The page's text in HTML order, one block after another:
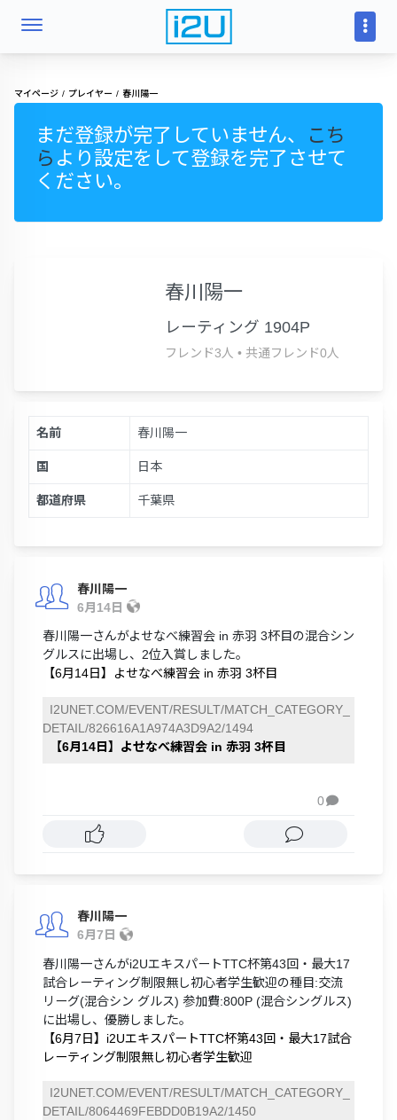
マイページ プレイヤー 春川陽一
まだ登録が完了していません、
こち
ら より設定をして登録を完了させて
ください。
春川陽一
レーティング 1904P
フレンド3人 • 共通フレンド0人
名前 春川陽一
国 日本
都道府県 千葉県
春川陽一
6月14日
春川陽一さんがよせなべ練習会 in 赤羽 3杯目の混合シン
グルスに出場し、2位入賞しました。
【6月14日】よせなべ練習会 in 赤羽 3杯目
I2UNET.COM/EVENT/RESULT/MATCH_CATEGORY_
DETAIL/826616A1A974A3D9A2/1494
【6月14日】よせなべ練習会 in 赤羽 3杯目
0
春川陽一
6月7日
春川陽一さんがi2UエキスパートTTC杯第43回・最大17
試合レーティング制限無し初心者学生歓迎の種目:交流
リーグ(混合シン グルス) 参加費:800P (混合シングルス)
に出場し、優勝しました。
【6月7日】i2UエキスパートTTC杯第43回・最大17試合
レーティング制限無し初心者学生歓迎
I2UNET.COM/EVENT/RESULT/MATCH_CATEGORY_
DETAIL/8064469FEBDD0B19A2/1450